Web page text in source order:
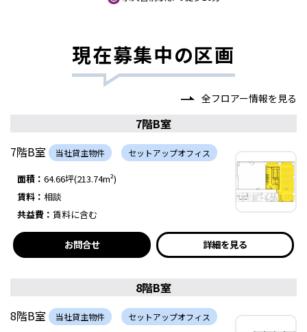
現在募集中の区画
全フロアー情報を見る
7階B室
7階B室
当社貸主物件 セットアップオフィス
面積： 64.66坪(213.74m²)
賃料： 相談
共益費： 賃料に含む
お問合せ 詳細を見る
8階B室
8階B室
当社貸主物件 セットアップオフィス